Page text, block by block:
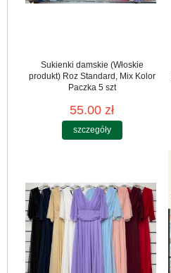
Sukienki damskie (Włoskie
produkt) Roz Standard, Mix Kolor
Paczka 5 szt
55.00 zł
szczegóły